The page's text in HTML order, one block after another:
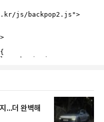
...더 완벽해